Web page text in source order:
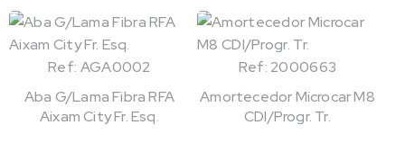
Ref: AGA0002
Aba G/Lama Fibra RFA
Aixam City Fr. Esq.
Ref: 2000663
Amortecedor Microcar M8
CDI/Progr. Tr.